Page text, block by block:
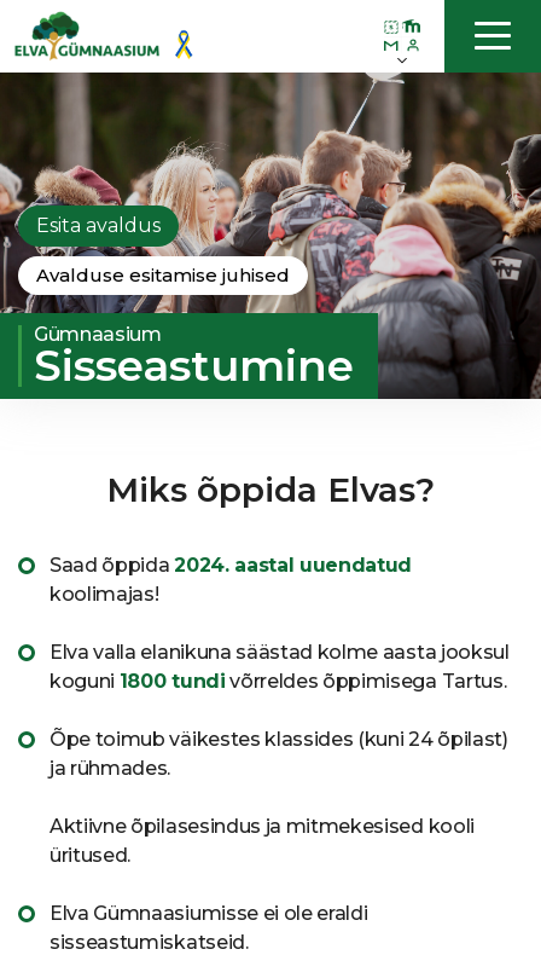
Gümnaasium
Sisseastumine
Esita avaldus
Avalduse esitamise juhised
Miks õppida Elvas?
Saad õppida2024. aastal uuendatud
koolimajas!
Elva valla elanikuna säästad kolme aasta jooksul
koguni 1800 tundi võrreldes õppimisega Tartus.
Õpe toimub väikestes klassides (kuni 24 õpilast)
ja rühmades.
Aktiivne õpilasesindus ja mitmekesised kooli
üritused.
Elva Gümnaasiumisse ei ole eraldi
sisseastumiskatseid.